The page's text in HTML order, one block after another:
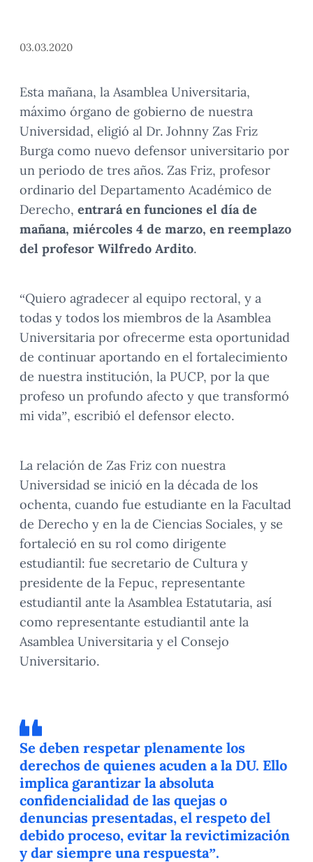
03.03.2020
Esta mañana, la Asamblea Universitaria,
máximo órgano de gobierno de nuestra
Universidad, eligió al Dr. Johnny Zas Friz
Burga como nuevo defensor universitario por
un periodo de tres años. Zas Friz, profesor
ordinario del Departamento Académico de
Derecho, entrará en funciones el día de
mañana, miércoles 4 de marzo, en reemplazo
del profesor Wilfredo Ardito.
“Quiero agradecer al equipo rectoral, y a
todas y todos los miembros de la Asamblea
Universitaria por ofrecerme esta oportunidad
de continuar aportando en el fortalecimiento
de nuestra institución, la PUCP, por la que
profeso un profundo afecto y que transformó
mi vida”, escribió el defensor electo.
La relación de Zas Friz con nuestra
Universidad se inició en la década de los
ochenta, cuando fue estudiante en la Facultad
de Derecho y en la de Ciencias Sociales, y se
fortaleció en su rol como dirigente
estudiantil: fue secretario de Cultura y
presidente de la Fepuc, representante
estudiantil ante la Asamblea Estatutaria, así
como representante estudiantil ante la
Asamblea Universitaria y el Consejo
Universitario.
Se deben respetar plenamente los
derechos de quienes acuden a la DU. Ello
implica garantizar la absoluta
confidencialidad de las quejas o
denuncias presentadas, el respeto del
debido proceso, evitar la revictimización
y dar siempre una respuesta”.